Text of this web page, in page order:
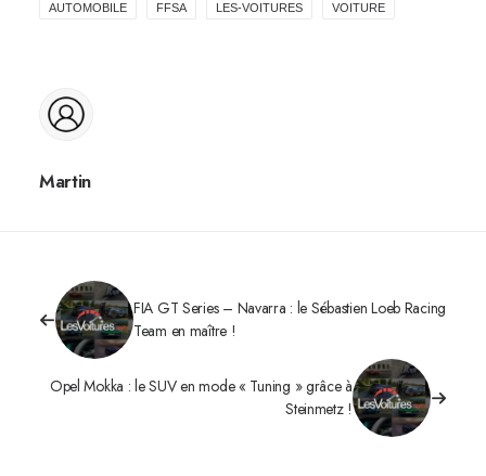
AUTOMOBILE FFSA LES-VOITURES VOITURE
Martin
FIA GT Series – Navarra : le Sébastien Loeb Racing
Team en maître !
Opel Mokka : le SUV en mode « Tuning » grâce à
Steinmetz !